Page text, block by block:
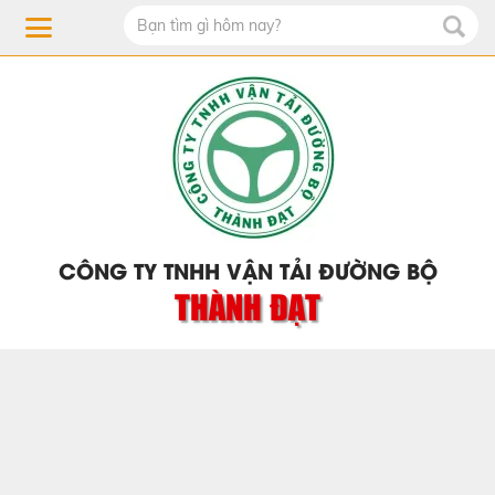
CÔNG TY TNHH VẬN TẢI ĐƯỜNG BỘ
THÀNH ĐẠT